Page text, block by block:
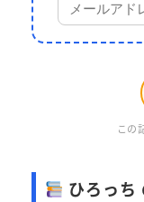
この
ひろっち